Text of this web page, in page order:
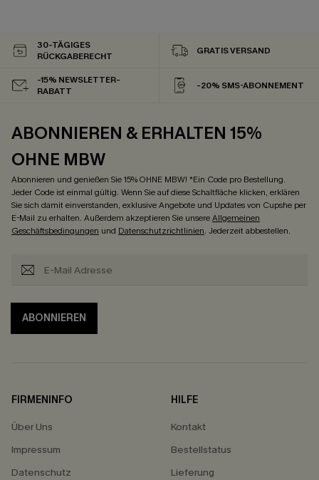
30-TÄGIGES
RÜCKGABERECHT
GRATIS VERSAND
-15% NEWSLETTER-
RABATT
-20% SMS-ABONNEMENT
ABONNIEREN & ERHALTEN 15%
OHNE MBW
Abonnieren und genießen Sie 15% OHNE MBW! *Ein Code pro Bestellung.
Jeder Code ist einmal gültig. Wenn Sie auf diese Schaltfläche klicken, erklären
Sie sich damit einverstanden, exklusive Angebote und Updates von Cupshe per
E-Mail zu erhalten. Außerdem akzeptieren Sie unsereAllgemeinen
Geschäftsbedingungen und Datenschutzrichtlinien. Jederzeit abbestellen.
ABONNIEREN
FIRMENINFO
Über Uns
Impressum
Datenschutz
HILFE
Kontakt
Bestellstatus
Lieferung